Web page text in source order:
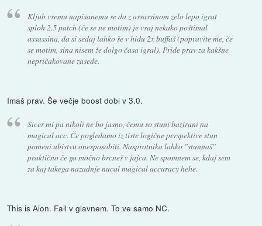
Kljub vsemu napisanemu se da z assassinom zelo lepo igrat
sploh 2.5 patch (če se ne motim) je vsaj nekako poštimal
assassina, da si sedaj lahko še v hidu 2x buffaš (popravite me, če
se motim, sina nisem že dolgo časa igral). Pride prav za kakšne
nepričakovane zasede.
Imaš prav. Še večje boost dobi v 3.0.
Sicer mi pa nikoli ne bo jasno, čemu so stuni bazirani na
magical acc. Če pogledamo iz tiste logične perspektive stun
pomeni ubistvu onesposobiti. Nasprotnika lahko "stunnaš"
praktično če ga močno brcneš v jajca. Ne spomnem se, kdaj sem
za kaj takega nazadnje nucal magical accuracy hehe.
This is Aion. Fail v glavnem. To ve samo NC.